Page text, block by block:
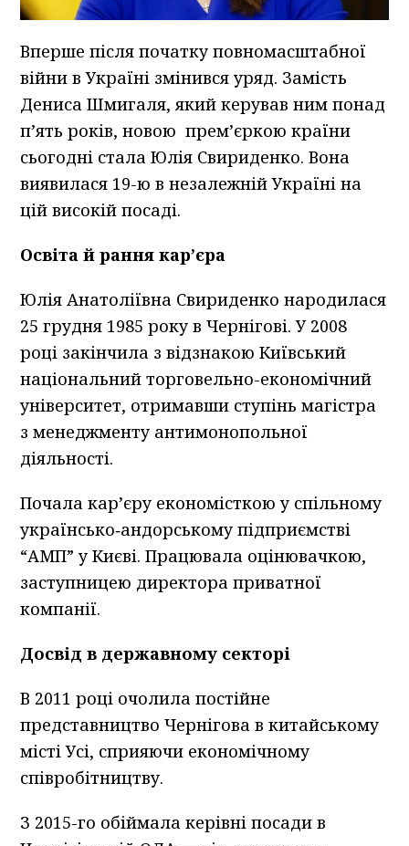
Вперше після початку повномасштабної
війни в Україні змінився уряд. Замість
Дениса Шмигаля, який керував ним понад
п’ять років, новою прем’єркою країни
сьогодні стала Юлія Свириденко. Вона
виявилася 19-ю в незалежній Україні на
цій високій посаді.
Освіта й рання кар’єра
Юлія Анатоліївна Свириденко народилася
25 грудня 1985 року в Чернігові. У 2008
році закінчила з відзнакою Київський
національний торговельно-економічний
університет, отримавши ступінь магістра
з менеджменту антимонопольної
діяльності.
Почала кар’єру економісткою у спільному
українсько‑андорському підприємстві
“АМП” у Києві. Працювала оцінювачкою,
заступницею директора приватної
компанії.
Досвід в державному секторі
В 2011 році очолила постійне
представництво Чернігова в китайському
місті Усі, сприяючи економічному
співробітництву.
З 2015-го обіймала керівні посади в